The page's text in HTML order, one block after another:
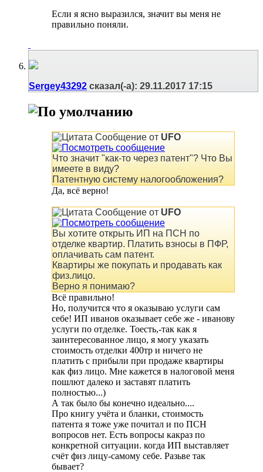
Если я ясно выразился, значит вы меня не
правильно поняли.
Sergey43292 сказал(-а): 29.11.2017 17:15
Сообщение от UFO
Что значит "как-то через патент"? Что Вы
имеете в виду?
Патентную систему налогообложения?
Да, всё верно!
Сообщение от UFO
Вы хотите открыть ИП на ПСН по
отделке квартир. Платить взносы в ПФР,
оплачивать сам патент.
Квартиры же покупать и продавать как
физ.лицо.
Верно я понимаю?
Всё правильно!
Но, получится что я оказываю услуги сам
себе! ИП иванов оказывает себе же - иванову
услуги по отделке. Тоесть,-так как я
заинтересованное лицо, я могу указать
стоимость отделки 400тр и ничего не
платить с прибыли при продаже квартиры
как физ лицо. Мне кажется в налоговой меня
пошлют далеко и заставят платить
полностью...)
А так было бы конечно идеально....
Про книгу учёта и бланки, стоимость
патента я тоже уже почитал и по ПСН
вопросов нет. Есть вопросы какраз по
конкретной ситуации. когда ИП выставляет
счёт физ лицу-самому себе. Разьве так
бывает?